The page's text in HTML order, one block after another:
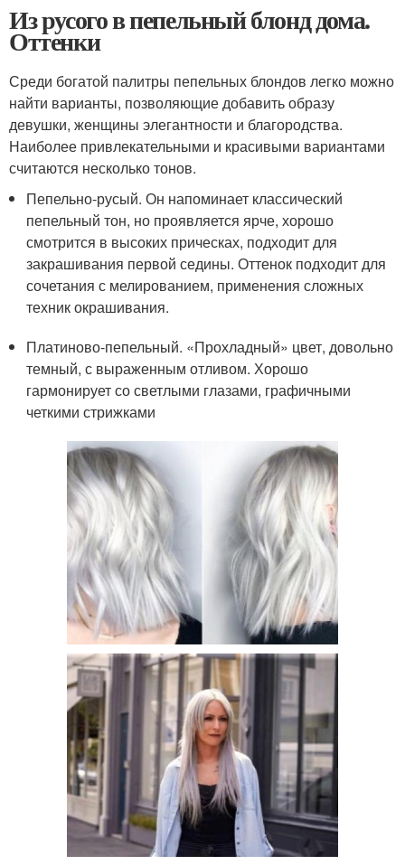
Из русого в пепельный блонд дома.
Оттенки
Среди богатой палитры пепельных блондов легко можно
найти варианты, позволяющие добавить образу
девушки, женщины элегантности и благородства.
Наиболее привлекательными и красивыми вариантами
считаются несколько тонов.
Пепельно-русый. Он напоминает классический
пепельный тон, но проявляется ярче, хорошо
смотрится в высоких прическах, подходит для
закрашивания первой седины. Оттенок подходит для
сочетания с мелированием, применения сложных
техник окрашивания.
Платиново-пепельный. «Прохладный» цвет, довольно
темный, с выраженным отливом. Хорошо
гармонирует со светлыми глазами, графичными
четкими стрижками